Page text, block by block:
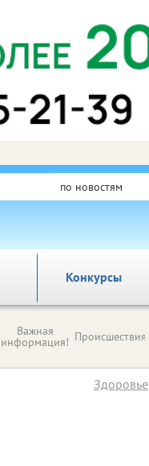
по новостям
Конкурсы
Важная
информация! Происшествия
Здоровье